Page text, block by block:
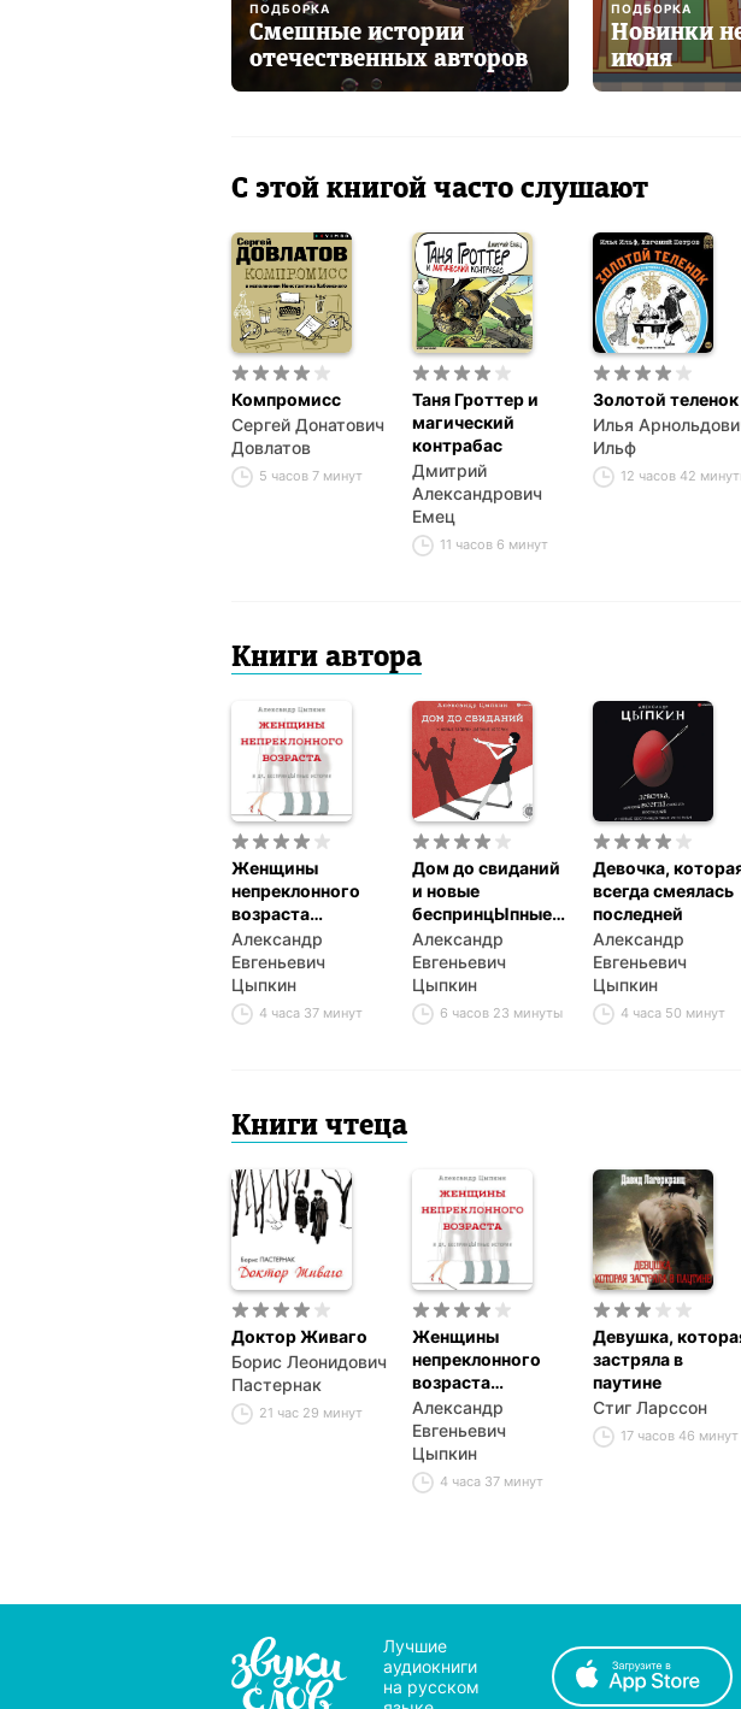
ПОДБОРКА
Смешные истории
отечественных авторов
ПОДБОРКА
Новинки
июня
С этой книгой часто слушают
Компромисс
Сергей Донатович
Довлатов
5 часов 7 минут
Таня Гроттер и
магический
контрабас
Дмитрий
Александрович
Емец
11 часов 6 минут
Золотой теленок
Илья
Ильф
12 часов 42
Книги автора
Женщины
непреклонного
возраста
и др. беспринцЫпные
истории
Александр
Евгеньевич
Цыпкин
4 часа 37 минут
Дом до свиданий
и новые
беспринцЫпные
истории
Александр
Евгеньевич
Цыпкин
6 часов 23 минуты
Девочка,
всегда смеялась
последней
Александр
Евгеньевич
Цыпкин
4 часа 50 минут
Книги чтеца
Доктор Живаго
Борис Леонидович
Пастернак
21 час 29 минут
Женщины
непреклонного
возраста
и др. беспринцЫпные
истории
Александр
Евгеньевич
Цыпкин
4 часа 37 минут
Девушка,
застряла в
паутине
Стиг Ларссон
17 часов 46 минут
Лучшие
аудиокниги
на русском